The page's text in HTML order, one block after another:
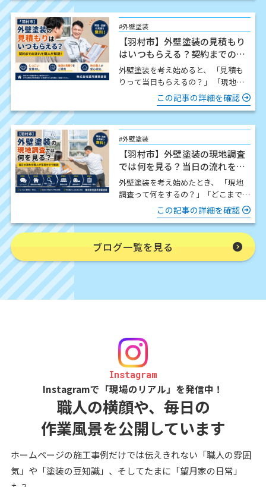
#外壁塗装
【羽村市】外壁塗装の見積もり
はいつもらえる？契約までの流
れを職人が解説
外壁塗装を考え始めると、 「見積も
りって当日もらえるの？」 「現地調
査したら契約しないといけないの？」
「どんな流れで進…
この記事の詳細を確認
#外壁塗装
【羽村市】外壁塗装の現地調査
では何を見る？当日の流れを職
人が写真付きで解説
外壁塗装を考え始めたとき、 「現地
調査って何をするの？」「どこまで細
かく見てもらえるの？」「時間はどの
くらいかかるの？」 この…
この記事の詳細を確認
ブログ一覧を見る
Instagram
Instagramで「現場のリアル」を発信中！
職人の横顔や、毎日の
作業風景を公開しています
ホームページの施工事例だけでは伝えきれない「職人の雰囲
気」や「塗装の豆知識」、そしてたまに「望月家の日常」